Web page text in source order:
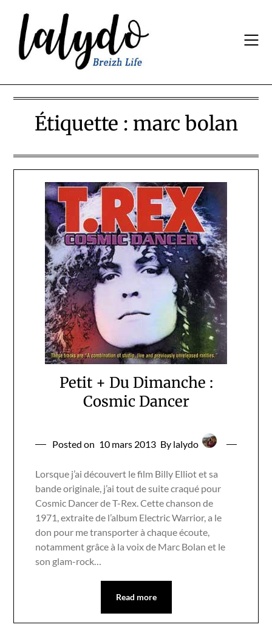
content
Étiquette : marc bolan
Petit + Du Dimanche :
Cosmic Dancer
Posted on 10 mars 2013 By lalydo
Lorsque j’ai découvert le film Billy Elliot et sa
bande originale, j’ai tout de suite craqué pour
Cosmic Dancer de T-Rex. Cette chanson de
1971, extraite de l’album Electric Warrior, a le
don pour me transporter à chaque écoute,
notamment grâce à la voix de Marc Bolan et le
son glam-rock…
Read more